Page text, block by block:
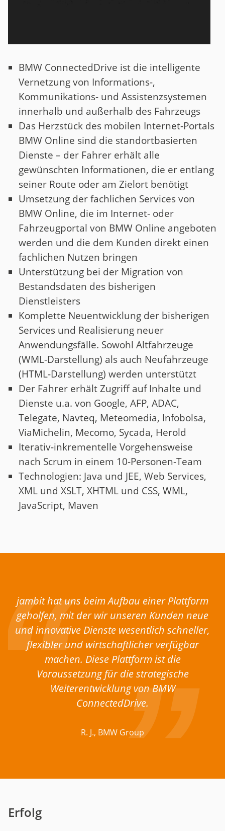
BMW ConnectedDrive ist die intelligente
Vernetzung von Informations-,
Kommunikations- und Assistenzsystemen
innerhalb und außerhalb des Fahrzeugs
Das Herzstück des mobilen Internet-Portals
BMW Online sind die standortbasierten
Dienste – der Fahrer erhält alle
gewünschten Informationen, die er entlang
seiner Route oder am Zielort benötigt
Umsetzung der fachlichen Services von
BMW Online, die im Internet- oder
Fahrzeugportal von BMW Online angeboten
werden und die dem Kunden direkt einen
fachlichen Nutzen bringen
Unterstützung bei der Migration von
Bestandsdaten des bisherigen
Dienstleisters
Komplette Neuentwicklung der bisherigen
Services und Realisierung neuer
Anwendungsfälle. Sowohl Altfahrzeuge
(WML-Darstellung) als auch Neufahrzeuge
(HTML-Darstellung) werden unterstützt
Der Fahrer erhält Zugriff auf Inhalte und
Dienste u.a. von Google, AFP, ADAC,
Telegate, Navteq, Meteomedia, Infobolsa,
ViaMichelin, Mecomo, Sycada, Herold
Iterativ-inkrementelle Vorgehensweise
nach Scrum in einem 10-Personen-Team
Technologien: Java und JEE, Web Services,
XML und XSLT, XHTML und CSS, WML,
JavaScript, Maven
jambit hat uns beim Aufbau einer Plattform
geholfen, mit der wir unseren Kunden neue
und innovative Dienste wesentlich schneller,
flexibler und wirtschaftlicher verfügbar
machen. Diese Plattform ist die
Voraussetzung für die strategische
Weiterentwicklung von BMW
ConnectedDrive.
R. J., BMW Group
Erfolg